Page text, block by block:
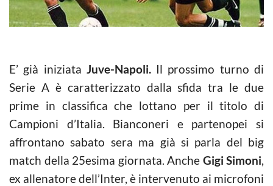
E’ già iniziata Juve-Napoli.Il prossimo turno di
Serie A è caratterizzato dalla sfida tra le due
prime in classifica che lottano per il titolo di
Campioni d’Italia. Bianconeri e partenopei si
affrontano sabato sera ma già si parla del big
match della 25esima giornata. Anche Gigi Simoni,
ex allenatore dell’Inter, è intervenuto ai microfoni